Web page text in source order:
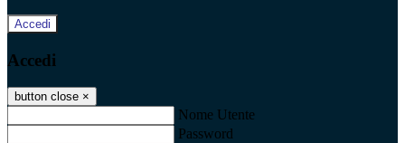
Accedi
Accedi
button close ×
Nome Utente
Password